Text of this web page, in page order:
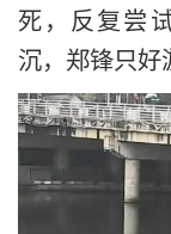
死，反复尝
沉，郑锋只好